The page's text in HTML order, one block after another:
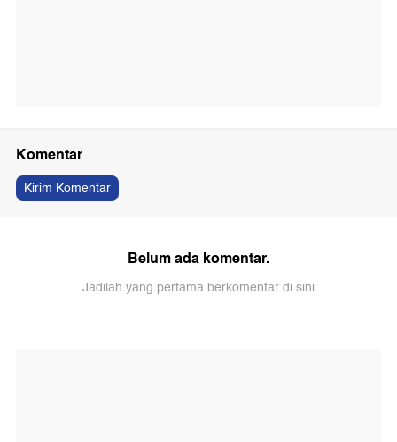
Komentar
Kirim Komentar
Belum ada komentar.
Jadilah yang pertama berkomentar di sini